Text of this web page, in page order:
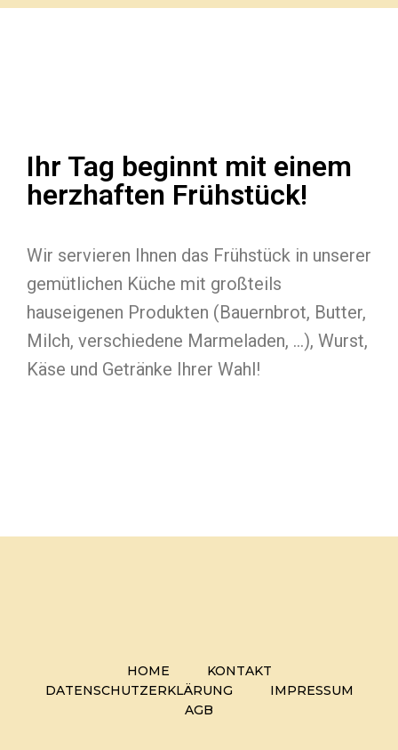
Ihr Tag beginnt mit einem
herzhaften Frühstück!
Wir servieren Ihnen das Frühstück in unserer
gemütlichen Küche mit großteils
hauseigenen Produkten (Bauernbrot, Butter,
Milch, verschiedene Marmeladen, …), Wurst,
Käse und Getränke Ihrer Wahl!
HOME
KONTAKT
DATENSCHUTZERKLÄRUNG
IMPRESSUM
AGB